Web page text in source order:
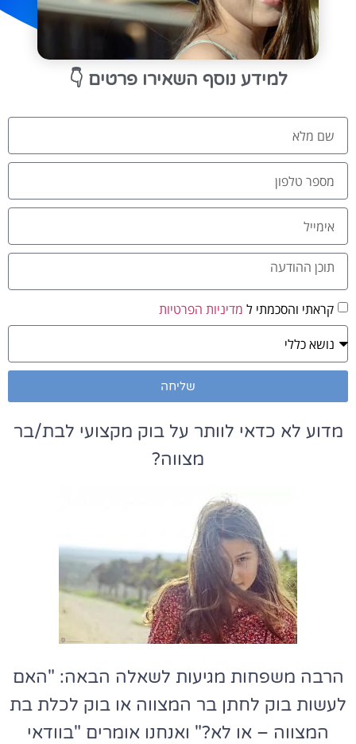
למידע נוסף השאירו פרטים 👇
קראתי והסכמתי ל מדיניות הפרטיות
שליחה
מדוע לא כדאי לוותר על בוק מקצועי לבת/בר
מצווה?
הרבה משפחות מגיעות לשאלה הבאה: "האם
לעשות בוק לחתן בר המצווה או בוק לכלת בת
המצווה – או לא?" ואנחנו אומרים "בוודאי